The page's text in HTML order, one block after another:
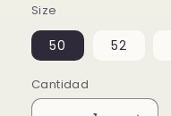
Size
50 52
Cantidad